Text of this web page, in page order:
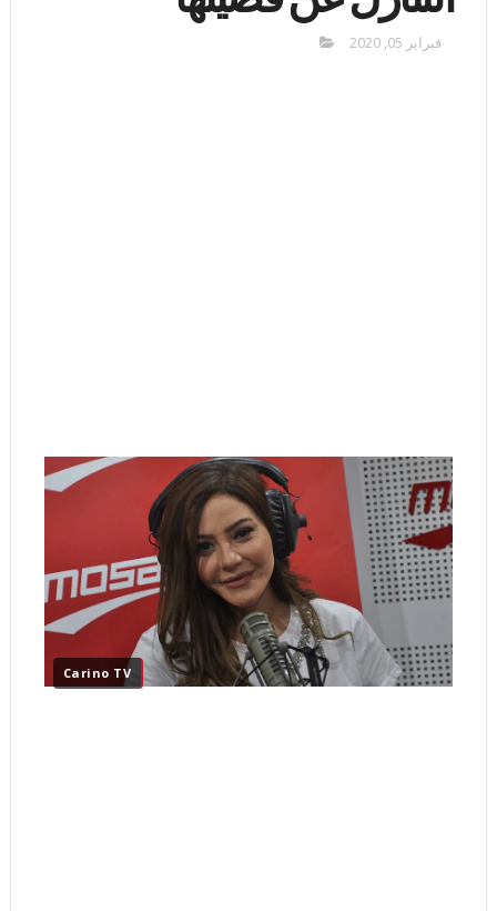
فبراير 05, 2020
Carino TV